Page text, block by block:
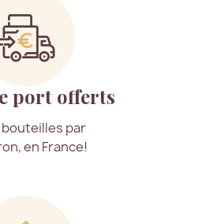
port offerts
bouteilles par
en France!